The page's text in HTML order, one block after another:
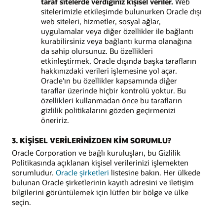
sitelerimizle etkileşimde bulunurken Oracle dışı
web siteleri, hizmetler, sosyal ağlar,
uygulamalar veya diğer özellikler ile bağlantı
kurabilirsiniz veya bağlantı kurma olanağına
da sahip olursunuz. Bu özellikleri
etkinleştirmek, Oracle dışında başka tarafların
hakkınızdaki verileri işlemesine yol açar.
Oracle'ın bu özellikler kapsamında diğer
taraflar üzerinde hiçbir kontrolü yoktur. Bu
özellikleri kullanmadan önce bu tarafların
gizlilik politikalarını gözden geçirmenizi
öneririz.
3. KİŞİSEL VERİLERİNİZDEN KİM SORUMLU?
Oracle Corporation ve bağlı kuruluşları, bu Gizlilik
Politikasında açıklanan kişisel verilerinizi işlemekten
sorumludur. Oracle şirketleri listesine bakın. Her ülkede
bulunan Oracle şirketlerinin kayıtlı adresini ve iletişim
bilgilerini görüntülemek için lütfen bir bölge ve ülke
seçin.